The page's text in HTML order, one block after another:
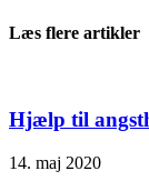
Læs flere artikler
Hjælp til
14. maj 2020